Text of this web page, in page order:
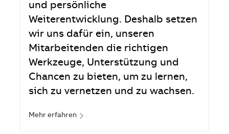
und persönliche
Weiterentwicklung. Deshalb setzen
wir uns dafür ein, unseren
Mitarbeitenden die richtigen
Werkzeuge, Unterstützung und
Chancen zu bieten, um zu lernen,
sich zu vernetzen und zu wachsen.
Mehr erfahren